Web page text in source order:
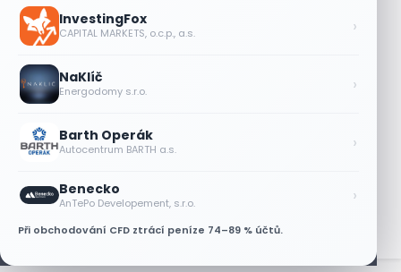
InvestingFox
CAPITAL MARKETS, o.c.p., a.s. ›
NaKlíč
Energodomy s.r.o. ›
Barth Operák
Autocentrum BARTH a.s. ›
Benecko
AnTePo Developement, s.r.o. ›
Při obchodování CFD ztrácí peníze 74–89 % účtů.
AT&T a Verizonu
6 SRPNA, 2026
Nvidii. Akcie AMD po výsledcích klesají
Asijské technologie oslabily, SK Hynix se
6 SRPNA, 2026